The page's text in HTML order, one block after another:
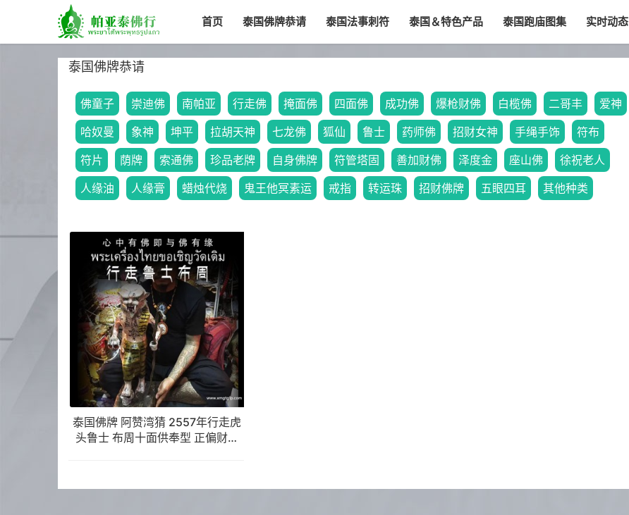
首页 泰国佛牌恭请 泰国法事刺符 泰国＆特色产品 泰国跑庙图集 实时动态
泰国佛牌恭请
佛童子 崇迪佛 南帕亚 行走佛 掩面佛 四面佛 成功佛 爆枪财佛 白榄佛 二哥丰
爱神
哈奴曼
象神 坤平 拉胡天神 七龙佛 狐仙 鲁士 药师佛 招财女神 手绳手饰
符布
符片
荫牌 索通佛 珍品老牌 自身佛牌 符管塔固 善加财佛 泽度金 座山佛
徐祝老人
人缘油
人缘膏 蜡烛代烧 鬼王他冥素运 戒指 转运珠 招财佛牌 五眼四耳 其他种类
泰国佛牌 阿赞湾猜 2557年行走虎
头鲁士 布周十面供奉型 正偏财运